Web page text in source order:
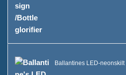
Ballantines LED-